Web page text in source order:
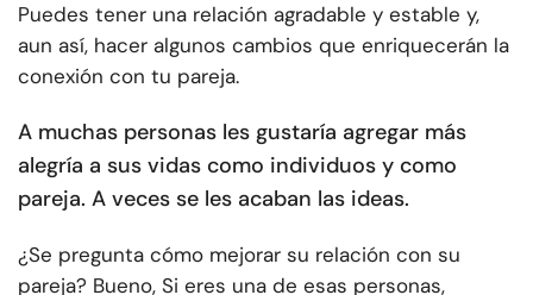
Puedes tener una relación agradable y estable y,
aun así, hacer algunos cambios que enriquecerán la
conexión con tu pareja.
A muchas personas les gustaría agregar más
alegría a sus vidas como individuos y como
pareja. A veces se les acaban las ideas.
¿Se pregunta cómo mejorar su relación con su
pareja? Bueno, Si eres una de esas personas,